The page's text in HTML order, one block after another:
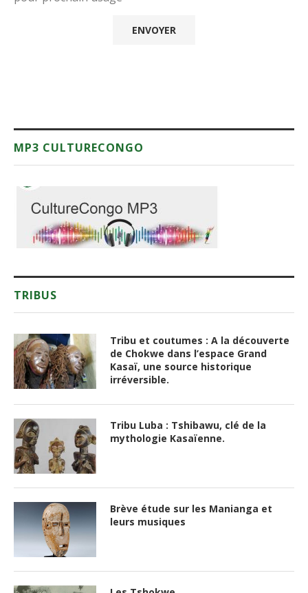
MP3 CULTURECONGO
TRIBUS
Tribu et coutumes : A la découverte
de Chokwe dans l’espace Grand
Kasaï, une source historique
irréversible.
Tribu Luba : Tshibawu, clé de la
mythologie Kasaïenne.
Brève étude sur les Manianga et
leurs musiques